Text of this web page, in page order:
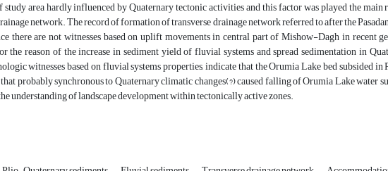
area hardly influenced by Quaternary tectonic activities and this factor was played the
network. The record of formation of transverse drainage network referred to after the
there are not witnesses based on uplift movements in central part of Mishow-Dagh in recent
the reason of the increase in sediment yield of fluvial systems and spread sedimentation in
witnesses based on fluvial systems properties, indicate that the Orumia Lake bed subsided
probably synchronous to Quaternary climatic changes(?) caused falling of Orumia Lake water
understanding of landscape development within tectonically active zones.